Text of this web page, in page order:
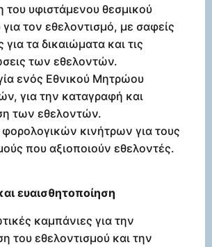
του υφιστάμενου θεσμικού
για τον εθελοντισμό, με σαφείς
για τα δικαιώματα και τις
των εθελοντών.
ενός Εθνικού Μητρώου
για την καταγραφή και
των εθελοντών.
κινήτρων για τους
που αξιοποιούν εθελοντές.
ευαισθητοποίηση
καμπάνιες για την
του εθελοντισμού και την